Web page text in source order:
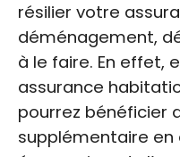
résilier votre
déménagement,
à le faire. En effet,
assurance
pourrez bénéficier
supplémentaire